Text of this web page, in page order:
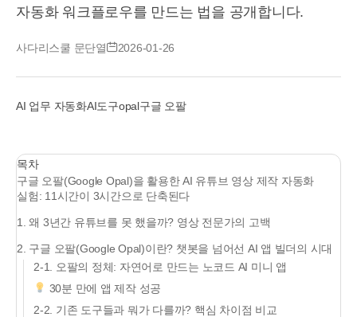
자동화 워크플로우를 만드는 법을 공개합니다.
사다리스쿨 문단열 2026-01-26
AI 업무 자동화AI도구opal구글 오팔
목차
구글 오팔(Google Opal)을 활용한 AI 유튜브 영상 제작 자동화
실험: 11시간이 3시간으로 단축된다
1. 왜 3년간 유튜브를 못 했을까? 영상 전문가의 고백
2. 구글 오팔(Google Opal)이란? 챗봇을 넘어선 AI 앱 빌더의 시대
2-1. 오팔의 정체: 자연어로 만드는 노코드 AI 미니 앱
30분 만에 앱 제작 성공
2-2. 기존 도구들과 뭐가 다를까? 핵심 차이점 비교